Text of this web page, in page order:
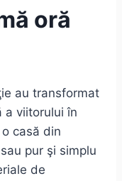
oră
au transformat
a viitorului în
casă din
pur şi simplu
de